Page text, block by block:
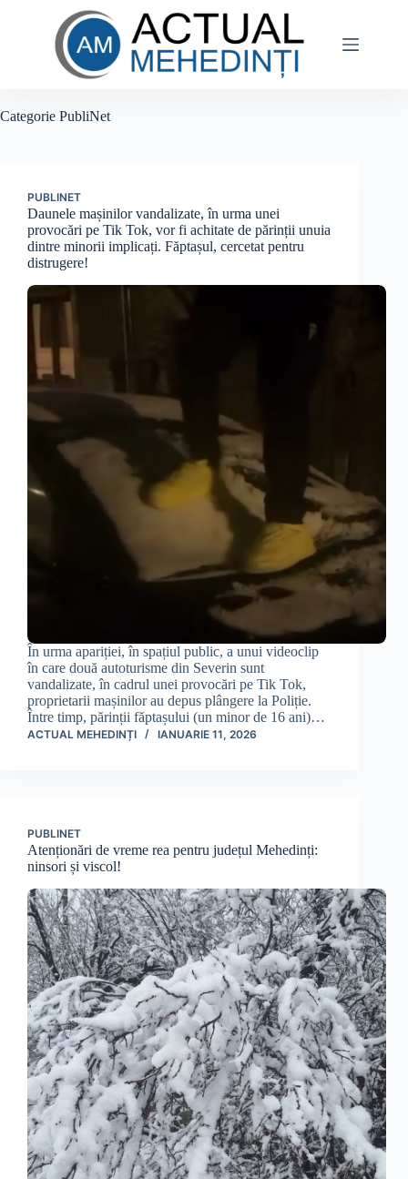
Categorie PubliNet
PUBLINET
Daunele mașinilor vandalizate, în urma unei
provocări pe Tik Tok, vor fi achitate de părinții unuia
dintre minorii implicați. Făptașul, cercetat pentru
distrugere!
În urma apariției, în spațiul public, a unui videoclip
în care două autoturisme din Severin sunt
vandalizate, în cadrul unei provocări pe Tik Tok,
proprietarii mașinilor au depus plângere la Poliție.
Între timp, părinții făptașului (un minor de 16 ani)…
ACTUAL MEHEDINȚI IANUARIE 11, 2026
PUBLINET
Atenționări de vreme rea pentru județul Mehedinți:
ninsori și viscol!